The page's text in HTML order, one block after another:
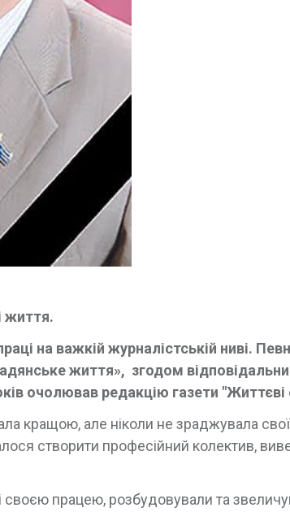
життя.
на важкій журналістській ниві.
життя», згодом
очолював редакцію газети "Життєві
кращою, але ніколи не зраджувала
створити професійний колектив,
своєю працею, розбудовували та